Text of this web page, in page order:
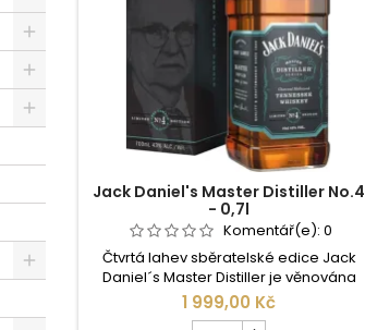
Jack Daniel's Master Distiller No.4
- 0,7l
Komentář(e): 0
Čtvrtá lahev sběratelské edice Jack
Daniel´s Master Distiller je věnována
období 1964 - 1966, kdy zastával funkci
master distillera Jess Gamble, který se
1 999,00 Kč